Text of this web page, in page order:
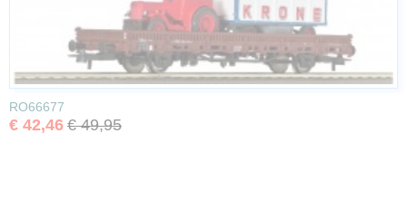
RO66677
€ 42,46 € 49,95